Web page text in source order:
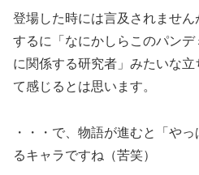
登場した時には言及されませ
するに「なにかしらこのパン
に関係する研究者」みたいな
て感じるとは思います。
・・・で、物語が進むと「や
るキャラですね（苦笑）